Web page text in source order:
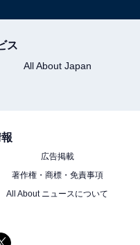
ス
All About Japan
広告掲載
著作権・商標・免責事項
All About ニュースについて